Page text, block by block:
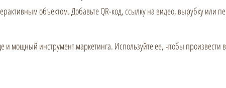
объектом. Добавьте QR-код, ссылку на видео, вырубку или
и мощный инструмент маркетинга. Используйте ее, чтобы